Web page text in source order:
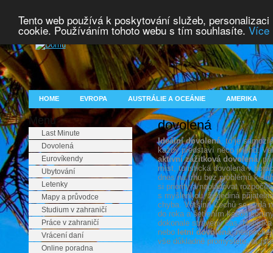
Tento web používá k poskytování služeb,
cookie. Používáním tohoto webu s tím souhlasíte. Více
HOME EVROPA AUSTRÁLIE A OCEÁNIE AMERIKA
Menu
Last Minute
Dovolená
Eurovíkendy
Ubytování
Letenky
Mapy a průvodce
Studium v zahraničí
Práce v zahraničí
Vrácení daní
Online poradna
dovolená
Ideální dovolená, to je
každý představí něco jiného.
aktivní zážitková dovolená, při
míst, turistická dovolená v
dnes na trhu bez problémů k
si priority a naplánovat
s myšlenkou, že jediná
chyba. Většina Čechů se vydá
do roka a šetřením každé
dokonale strávený čas.
nebo letní dovolená,
vše důkladně promyslete, ať